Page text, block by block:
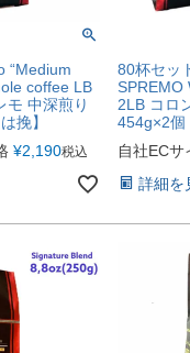
“Medium
coffee LB
モ 中深煎り
挽】
¥2,190税込
80杯セッ
SPREMO
2LB コロ
454g×2個
自社ECサ
詳細を